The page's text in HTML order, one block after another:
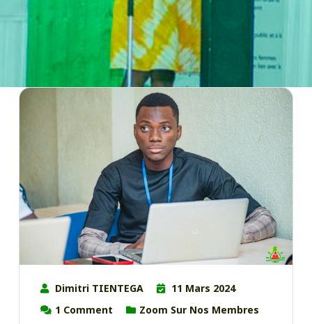
Dimitri TIENTEGA
11 Mars 2024
1 Comment Zoom Sur Nos Membres